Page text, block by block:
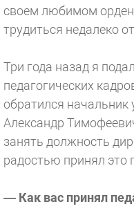
своем любимом
трудиться недалеко
Три года назад я
педагогических
обратился начальник
Александр
занять должность
радостью принял это
— Как вас принял